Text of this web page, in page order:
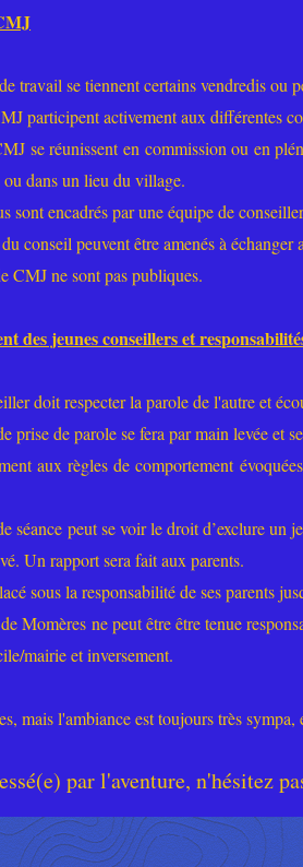
travail se tiennent certains vendredis ou
participent activement aux différentes
se réunissent en commission ou en
ou dans un lieu du village.
sont encadrés par une équipe de
conseil peuvent être amenés à
CMJ ne sont pas publiques.
des jeunes conseillers et
doit respecter la parole de l'autre et
prise de parole se fera par main levée et
aux règles de comportement
séance peut se voir le droit d’exclure un
Un rapport sera fait aux parents.
sous la responsabilité de ses parents
Momères ne peut être être tenue
mairie et inversement.
mais l'ambiance est toujours très sympa,
par l'aventure, n'hésitez